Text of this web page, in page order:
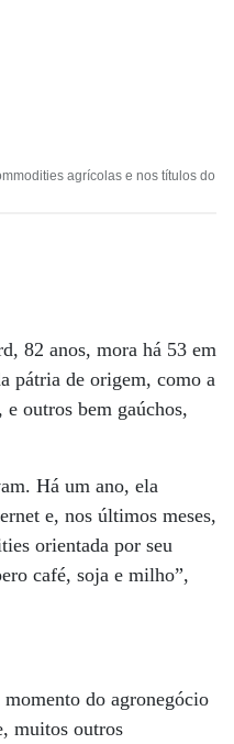
agrícolas e nos títulos do
82 anos, mora há 53 em
pátria de origem, como a
e outros bem gaúchos,
Há um ano, ela
e, nos últimos meses,
orientada por seu
café, soja e milho”,
do agronegócio
muitos outros